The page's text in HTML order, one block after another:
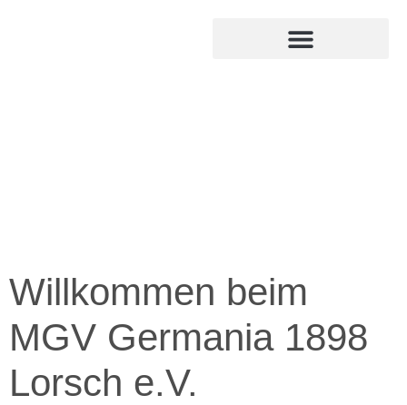
Willkommen beim
MGV Germania 1898
Lorsch e.V.